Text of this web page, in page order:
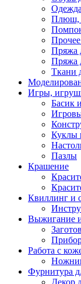
Плюш,
Пряжа
Пряжа
Ткани
Игры,
Басик
Куклы
Пазлы
Крашение
Квиллинг и
Выжигание и
Работа с
Фурнитура
Декор